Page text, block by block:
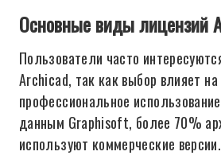
Основные виды лицензий
Пользователи часто
Archicad, так как выбор влияет на
профессиональное
данным Graphisoft, более 70%
используют коммерческие версии.